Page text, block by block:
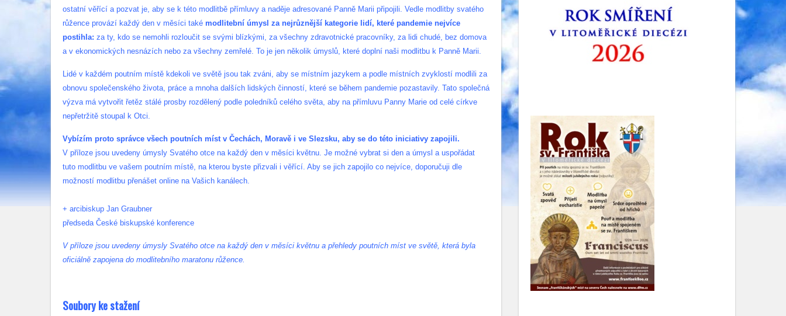
ostatní věřící a pozvat je, aby se k této modlitbě přímluvy a naděje adresované Panně Marii připojili. Vedle modlitby svatého
růžence provází každý den v měsíci také modlitební úmysl za nejrůznější kategorie lidí, které pandemie nejvíce
postihla: za ty, kdo se nemohli rozloučit se svými blízkými, za všechny zdravotnické pracovníky, za lidi chudé, bez domova
a v ekonomických nesnázích nebo za všechny zemřelé. To je jen několik úmyslů, které doplní naši modlitbu k Panně Marii.
Lidé v každém poutním místě kdekoli ve světě jsou tak zváni, aby se místním jazykem a podle místních zvyklostí modlili za
obnovu společenského života, práce a mnoha dalších lidských činností, které se během pandemie pozastavily. Tato společná
výzva má vytvořit řetěz stálé prosby rozdělený podle poledníků celého světa, aby na přímluvu Panny Marie od celé církve
nepřetržitě stoupal k Otci.
Vybízím proto správce všech poutních míst v Čechách, Moravě i ve Slezsku, aby se do této iniciativy zapojili.
V příloze jsou uvedeny úmysly Svatého otce na každý den v měsíci květnu. Je možné vybrat si den a úmysl a uspořádat
tuto modlitbu ve vašem poutním místě, na kterou byste přizvali i věřící. Aby se jich zapojilo co nejvíce, doporučuji dle
možností modlitbu přenášet online na Vašich kanálech.
+ arcibiskup Jan Graubner
předseda České biskupské konference
V příloze jsou uvedeny úmysly Svatého otce na každý den v měsíci květnu a přehledy poutních míst ve světě, která byla
oficiálně zapojena do modlitebního maratonu růžence.
Soubory ke stažení